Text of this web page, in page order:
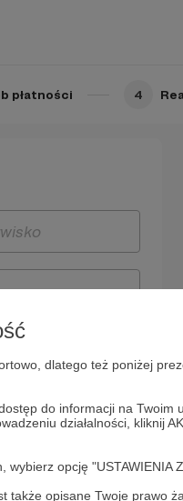
dlatego też poniżej
do informacji na Twoim
działalności, kliknij
opcję "USTAWIENIA
także opisane Twoje prawo
płatności 4